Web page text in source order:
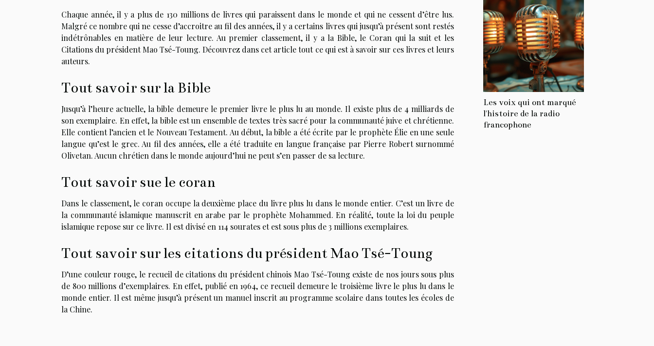
Chaque année, il y a plus de 130 millions de livres qui paraissent dans le monde et qui ne cessent d’être lus.
Malgré ce nombre qui ne cesse d’accroitre au fil des années, il y a certains livres qui jusqu’à présent sont restés
indétrônables en matière de leur lecture. Au premier classement, il y a la Bible, le Coran qui la suit et les
Citations du président Mao Tsé-Toung. Découvrez dans cet article tout ce qui est à savoir sur ces livres et leurs
auteurs.
Tout savoir sur la Bible
Jusqu’à l’heure actuelle, la bible demeure le premier livre le plus lu au monde. Il existe plus de 4 milliards de
son exemplaire. En effet, la bible est un ensemble de textes très sacré pour la communauté juive et chrétienne.
Elle contient l’ancien et le Nouveau Testament. Au début, la bible a été écrite par le prophète Élie en une seule
langue qu’est le grec. Au fil des années, elle a été traduite en langue française par Pierre Robert surnommé
Olivetan. Aucun chrétien dans le monde aujourd’hui ne peut s’en passer de sa lecture.
Tout savoir sue le coran
Dans le classement, le coran occupe la deuxième place du livre plus lu dans le monde entier. C’est un livre de
la communauté islamique manuscrit en arabe par le prophète Mohammed. En réalité, toute la loi du peuple
islamique repose sur ce livre. Il est divisé en 114 sourates et est sous plus de 3 millions exemplaires.
Tout savoir sur les citations du président Mao Tsé-Toung
D’une couleur rouge, le recueil de citations du président chinois Mao Tsé-Toung existe de nos jours sous plus
de 800 millions d’exemplaires. En effet, publié en 1964, ce recueil demeure le troisième livre le plus lu dans le
monde entier. Il est même jusqu’à présent un manuel inscrit au programme scolaire dans toutes les écoles de
la Chine.
Les voix qui ont marqué
l'histoire de la radio
francophone